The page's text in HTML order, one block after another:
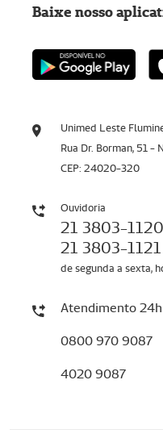
Unimed Leste
Rua Dr. Borman, 51 -
CEP: 24020-320
Ouvidoria
21 3803-1120
21 3803-1121
de segunda a sexta,
Atendimento 24h
0800 970 9087
4020 9087
Baixe nosso